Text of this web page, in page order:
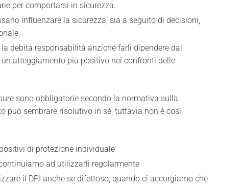
per comportarsi in sicurezza.
influenzare la sicurezza, sia a seguito di decisioni,
debita responsabilità anziché farli dipendere dal
atteggiamento più positivo nei confronti delle
sono obbligatorie secondo la normativa sulla
può sembrare risolutivo in sé, tuttavia non è così
di protezione individuale
ad utilizzarli regolarmente
il DPI anche se difettoso, quando ci accorgiamo che